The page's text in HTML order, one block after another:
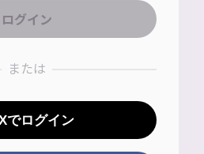
または
でログイン